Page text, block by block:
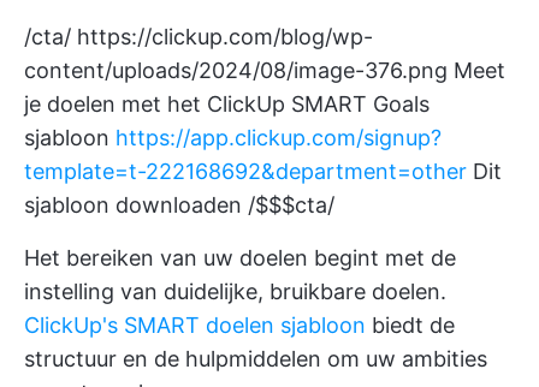
/cta/ https://clickup.com/blog/wp-
content/uploads/2024/08/image-376.png Meet
je doelen met het ClickUp SMART Goals
sjabloon https://app.clickup.com/signup?
template=t-222168692&department=other Dit
sjabloon downloaden /$$$cta/
Het bereiken van uw doelen begint met de
instelling van duidelijke, bruikbare doelen.
ClickUp's SMART doelen sjabloon biedt de
structuur en de hulpmiddelen om uw ambities